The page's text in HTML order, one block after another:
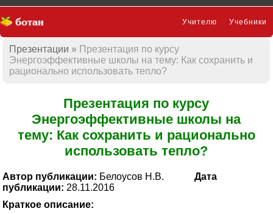
Учебники
Учителю
Презентации
Презентация по курсу
Энергоэффективные школы на тему: Как сохранить и
рационально использовать тепло?
Презентация по курсу
Энергоэффективные школы на
тему: Как сохранить и рационально
использовать тепло?
Автор публикации: Белоусов Н.В.
Дата
публикации: 28.11.2016
Краткое описание: